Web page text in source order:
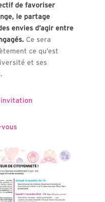
de favoriser
le partage
envies d’agir entre
Ce sera
ce qu’est
et ses